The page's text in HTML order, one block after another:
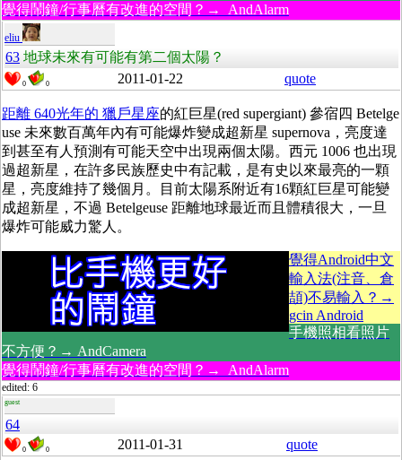
覺得鬧鐘/行事曆有改進的空間？→ AndAlarm
eliu
63 地球未來有可能有第二個太陽？
0 0 2011-01-22 quote
距離 640光年的 獵戶星座的紅巨星(red supergiant) 參宿四 Betelge
use 未來數百萬年內有可能爆炸變成超新星 supernova，亮度達
到甚至有人預測有可能天空中出現兩個太陽。西元 1006 也出現
過超新星，在許多民族歷史中有記載，是有史以來最亮的一顆
星，亮度維持了幾個月。目前太陽系附近有16顆紅巨星可能變
成超新星，不過 Betelgeuse 距離地球最近而且體積很大，一旦
爆炸可能威力驚人。
覺得Android中文
輸入法(注音、倉
頡)不易輸入？→
gcin Android
手機照相看照片
不方便？→ AndCamera
覺得鬧鐘/行事曆有改進的空間？→ AndAlarm
edited: 6
guest
64
0 0 2011-01-31 quote